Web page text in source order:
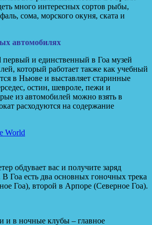
много интересных сортов рыбы,
сома, морского окуня, ската и
автомобилях
первый и единственный в Гоа музей
который работает также как учебный
в Ньюве и выставляет старинные
остин, шевроле, пежи и
из автомобилей можно взять в
расходуются на содержание
обдувает вас и получите заряд
В Гоа есть два основных гоночных трека
Гоа), второй в Арпоре (Северное Гоа).
и в ночные клубы – главное